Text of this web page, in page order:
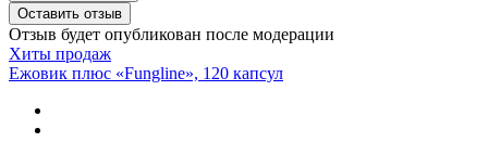
Оставить отзыв
Отзыв будет опубликован после модерации
Хиты продаж
Ежовик плюс «Fungline», 120 капсул